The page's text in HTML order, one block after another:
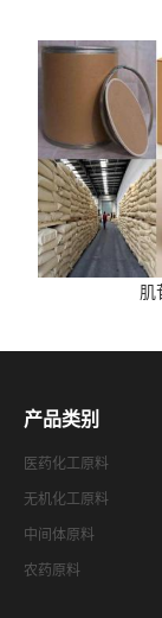
肌
产品类别
医药化工原料
无机化工原料
中间体原料
农药原料